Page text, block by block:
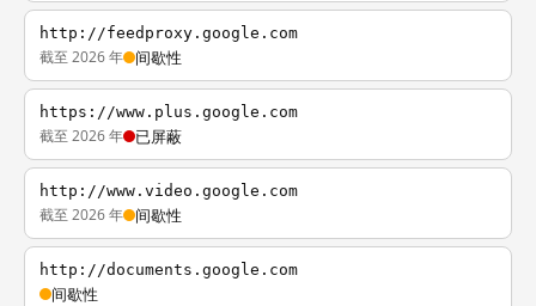
http://feedproxy.google.com
截至 2026 年 间歇性
https://www.plus.google.com
截至 2026 年 已屏蔽
http://www.video.google.com
截至 2026 年 间歇性
http://documents.google.com
间歇性